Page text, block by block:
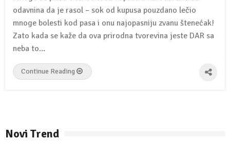
odavnina da je rasol – sok od kupusa pouzdano lečio
mnoge bolesti kod pasa i onu najopasniju zvanu štenećak!
Zato kada se kaže da ova prirodna tvorevina jeste DAR sa
neba to…
Continue Reading
Novi Trend